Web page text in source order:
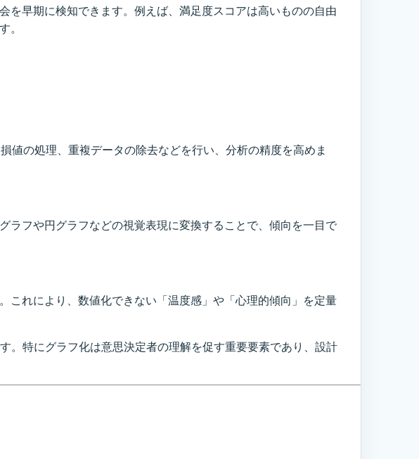
を早期に検知できます。例えば、満足度スコアは高いものの自由
。
値の処理、重複データの除去などを行い、分析の精度を高めま
ラフや円グラフなどの視覚表現に変換することで、傾向を一目で
これにより、数値化できない「温度感」や「心理的傾向」を定量
。特にグラフ化は意思決定者の理解を促す重要要素であり、設計